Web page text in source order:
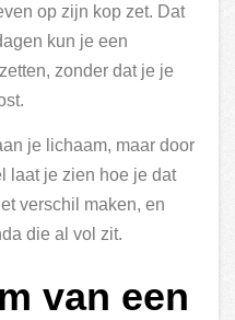
op zijn kop zet. Dat
kun je een
zonder dat je je
je lichaam, maar door
laat je zien hoe je dat
verschil maken, en
die al vol zit.
van een